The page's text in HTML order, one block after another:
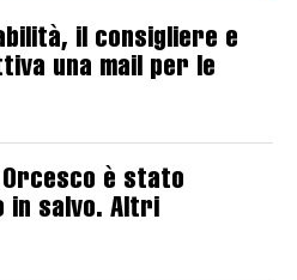
il consigliere e
una mail per le
Orcesco è stato
salvo. Altri